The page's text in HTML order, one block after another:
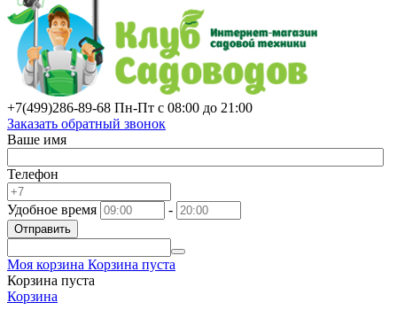
+7(499)286-89-68 Пн-Пт с 08:00 до 21:00
Заказать обратный звонок
Ваше имя
Телефон
Удобное время -
Отправить
Моя корзина Корзина пуста
Корзина пуста
Корзина